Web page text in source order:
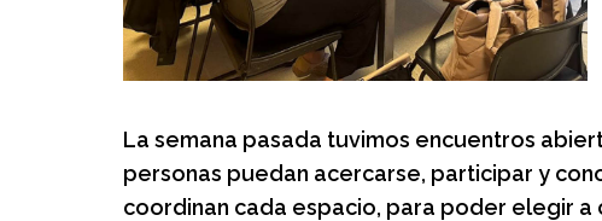
La semana pasada tuvimos encuentros
personas puedan acercarse, participar y
coordinan cada espacio, para poder elegir a